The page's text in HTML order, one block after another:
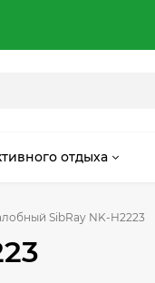
отдыха
SibRay NK-H2223